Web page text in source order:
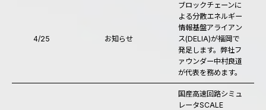
4/25 お知らせ
ブロックチェーンに
よる分散エネルギー
情報基盤アライアン
ス(DELIA)が福岡で
発足します。弊社フ
ァウンダー中村良道
が代表を務めます。
国産高速回路シミュ
レータSCALE